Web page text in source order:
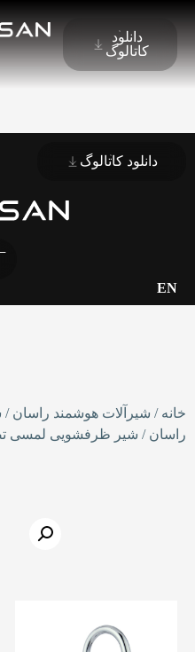
دانلود
کاتالوگ
دانلود کاتالوگ
EN
خانه / شیرآلات هوشمند راسان /
راسان / شیر ظرفشویی لمسی